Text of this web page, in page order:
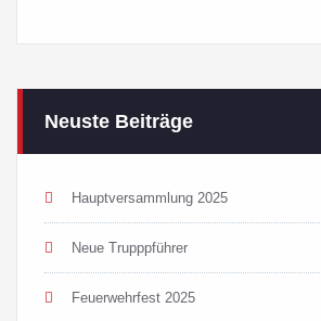
Neuste Beiträge
Hauptversammlung 2025
Neue Trupppführer
Feuerwehrfest 2025